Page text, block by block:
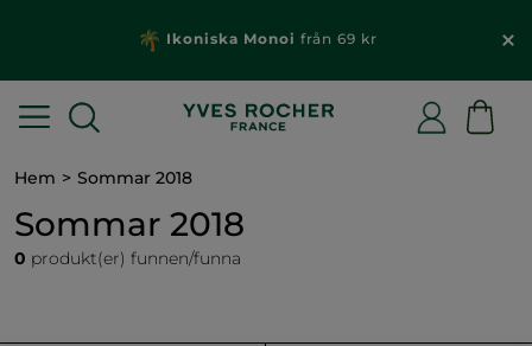
Ikoniska Monoi från 69 kr
Hem Sommar 2018
Sommar 2018
0 produkt(er) funnen/funna